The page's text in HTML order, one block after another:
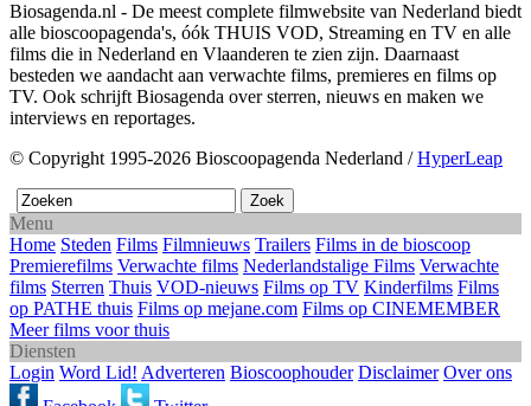
Biosagenda.nl - De meest complete filmwebsite van Nederland biedt
alle bioscoopagenda's, óók THUIS VOD, Streaming en TV en alle
films die in Nederland en Vlaanderen te zien zijn. Daarnaast
besteden we aandacht aan verwachte films, premieres en films op
TV. Ook schrijft Biosagenda over sterren, nieuws en maken we
interviews en reportages.
© Copyright 1995-2026 Bioscoopagenda Nederland /HyperLeap
Menu
Home Steden Films Filmnieuws Trailers Films in de bioscoop
Premierefilms Verwachte films Nederlandstalige Films Verwachte
films Sterren Thuis VOD-nieuws Films op TV Kinderfilms Films
op PATHE thuis Films op mejane.com Films op CINEMEMBER
Meer films voor thuis
Diensten
Login Word Lid! Adverteren Bioscoophouder Disclaimer Over ons